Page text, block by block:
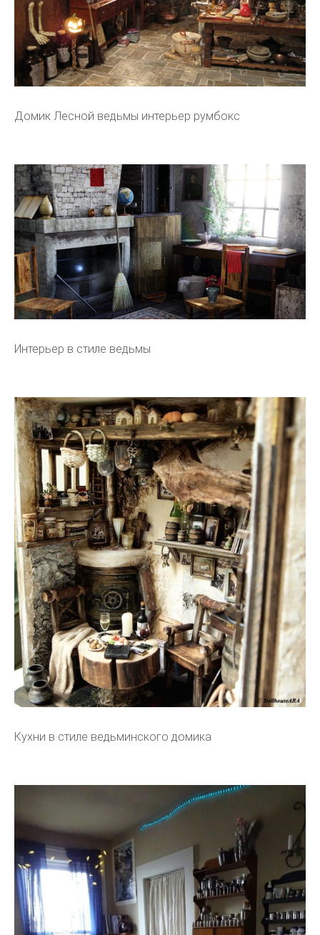
Домик Лесной ведьмы интерьер румбокс
Интерьер в стиле ведьмы
Кухни в стиле ведьминского домика